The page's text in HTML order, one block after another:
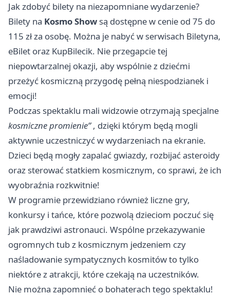
Jak zdobyć bilety na niezapomniane wydarzenie?
Bilety na Kosmo Show są dostępne w cenie od 75 do
115 zł za osobę. Można je nabyć w serwisach Biletyna,
eBilet oraz KupBilecik. Nie przegapcie tej
niepowtarzalnej okazji, aby wspólnie z dziećmi
przeżyć kosmiczną przygodę pełną niespodzianek i
emocji!
Podczas spektaklu mali widzowie otrzymają specjalne
kosmiczne promienie”, dzięki którym będą mogli
aktywnie uczestniczyć w wydarzeniach na ekranie.
Dzieci będą mogły zapalać gwiazdy, rozbijać asteroidy
oraz sterować statkiem kosmicznym, co sprawi, że ich
wyobraźnia rozkwitnie!
W programie przewidziano również liczne gry,
konkursy i tańce, które pozwolą dzieciom poczuć się
jak prawdziwi astronauci. Wspólne przekazywanie
ogromnych tub z kosmicznym jedzeniem czy
naśladowanie sympatycznych kosmitów to tylko
niektóre z atrakcji, które czekają na uczestników.
Nie można zapomnieć o bohaterach tego spektaklu!